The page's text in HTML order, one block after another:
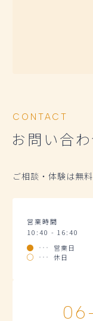
CONTACT
お問い合わ
ご相談・体験は無料
営業時間
10:40 - 16:40
営業日
休日